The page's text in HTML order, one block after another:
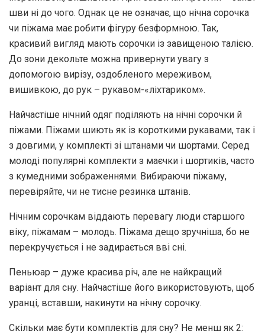
шви ні до чого. Однак це не означає, що нічна сорочка
чи піжама має робити фігуру безформною. Так,
красивий вигляд мають сорочки із завищеною талією.
До зони декольте можна привернути увагу з
допомогою вирізу, оздобленого мереживом,
вишивкою, до рук – рукавом-«ліхтариком».
Найчастіше нічний одяг поділяють на нічні сорочки й
піжами. Піжами шиють як із короткими рукавами, так і
з довгими, у комплекті зі штанами чи шортами. Серед
молоді популярні комплекти з маєчки і шортиків, часто
з кумедними зображеннями. Вибираючи піжаму,
перевіряйте, чи не тисне резинка штанів.
Нічним сорочкам віддають перевагу люди старшого
віку, піжамам – молодь. Піжама дещо зручніша, бо не
перекручується і не задирається вві сні.
Пеньюар – дуже красива річ, але не найкращий
варіант для сну. Найчастіше його використовують, щоб
уранці, вставши, накинути на нічну сорочку.
Скільки має бути комплектів для сну? Не менш як 2: